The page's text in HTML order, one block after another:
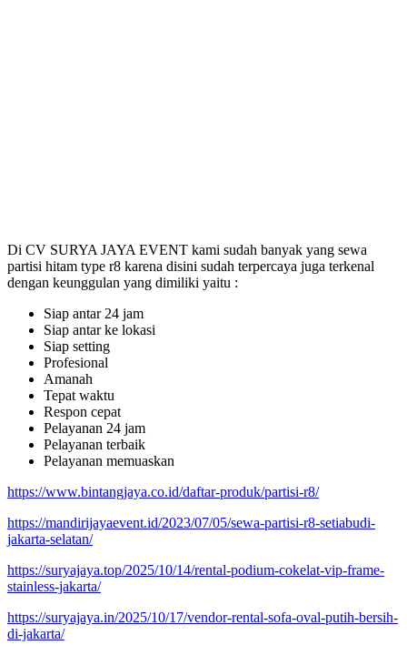
Di CV SURYA JAYA EVENT kami sudah banyak yang sewa
partisi hitam type r8 karena disini sudah terpercaya juga terkenal
dengan keunggulan yang dimiliki yaitu :
Siap antar 24 jam
Siap antar ke lokasi
Siap setting
Profesional
Amanah
Tepat waktu
Respon cepat
Pelayanan 24 jam
Pelayanan terbaik
Pelayanan memuaskan
https://www.bintangjaya.co.id/daftar-produk/partisi-r8/
https://mandirijayaevent.id/2023/07/05/sewa-partisi-r8-setiabudi-
jakarta-selatan/
https://suryajaya.top/2025/10/14/rental-podium-cokelat-vip-frame-
stainless-jakarta/
https://suryajaya.in/2025/10/17/vendor-rental-sofa-oval-putih-bersih-
di-jakarta/